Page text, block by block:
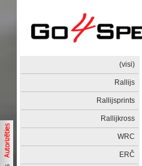
(visi)
Rallijs
Rallijsprints
Rallijkross
WRC
ERČ